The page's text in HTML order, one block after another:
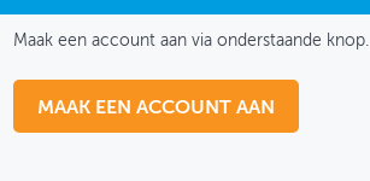
Maak een account aan via onderstaande knop.
MAAK EEN ACCOUNT AAN